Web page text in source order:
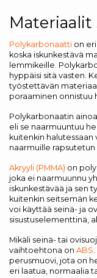
Materiaalit
Polykarbonaatti on
koska iskunkestävä
lemmikeille.
hyppäisi sitä vasten.
työstettävän
poraaminen onnistuu
Polykarbonaatin
eli se naarmuuntuu
kuitenkin
naarmuille rapsutetun
Akryyli (PMMA) on
joka ei naarmuunnu
iskunkestävää ja sen
kuitenkin seitsemän
voi käyttää seinä- ja
sisustuselementtinä,
Mikäli seinä- tai
vaihtoehtona on ABS
perusmuovi, jota on
eri laatua, normaalia